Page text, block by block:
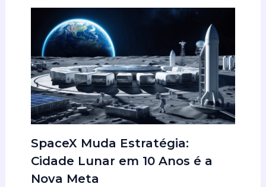
SpaceX Muda Estratégia:
Cidade Lunar em 10 Anos é a
Nova Meta